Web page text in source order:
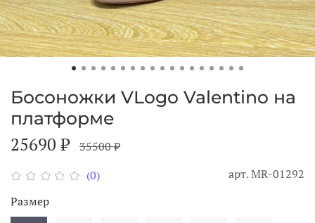
(0) арт.MR-01292
Босоножки VLogo Valentino на
платформе
25690 ₽ 35500 ₽
Размер